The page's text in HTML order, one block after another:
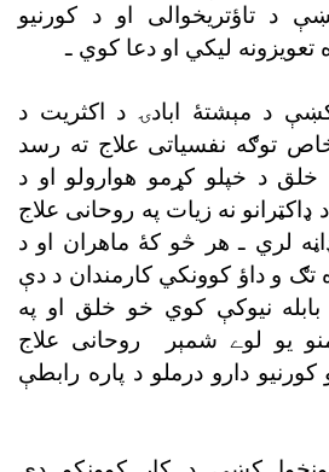
د تاؤتريخوالى او د کورنيو
تعويزونه ليکي او دعا کوي ـ
د مېشتۀ ابادۍ د اکثريت د
توګه نفسياتى علاج ته رسد
د خپلو کړمو هوارولو او د
ډاکټرانو نه زيات په روحانى علاج
لري ـ هر څو کۀ ماهران او د
تګ و داؤ کوونکي کارمندان د دې
نيوکې کوي خو خلق او په
يو لوے شمېر روحانى علاج
دارو درملو د پاره رابطې